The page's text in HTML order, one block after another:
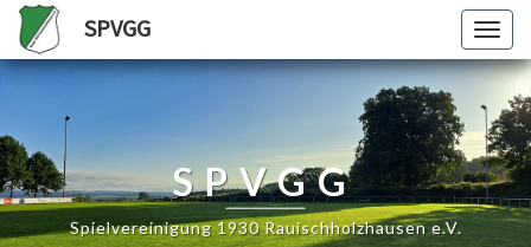
SPVGG
SPVGG
Spielvereinigung 1930 Rauischholzhausen e.V.